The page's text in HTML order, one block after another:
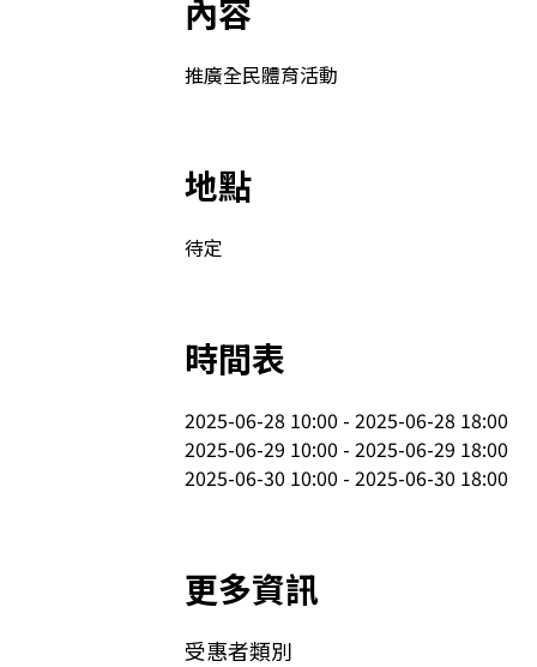
內容
推廣全民體育活動
地點
待定
時間表
2025-06-28 10:00 - 2025-06-28 18:00
2025-06-29 10:00 - 2025-06-29 18:00
2025-06-30 10:00 - 2025-06-30 18:00
更多資訊
受惠者類別